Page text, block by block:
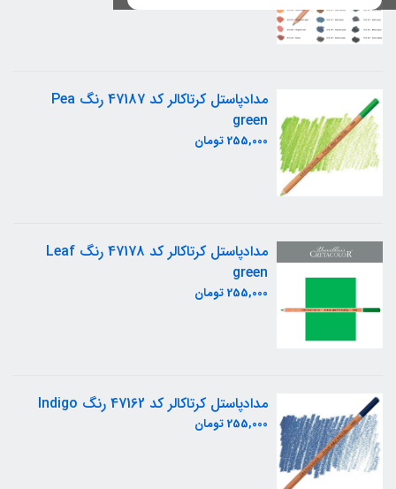
مدادپاستل کرتاکالر کد 47187 رنگ Pea
green
255,000 تومان
مدادپاستل کرتاکالر کد 47178 رنگ Leaf
green
255,000 تومان
مدادپاستل کرتاکالر کد 47162 رنگ Indigo
255,000 تومان